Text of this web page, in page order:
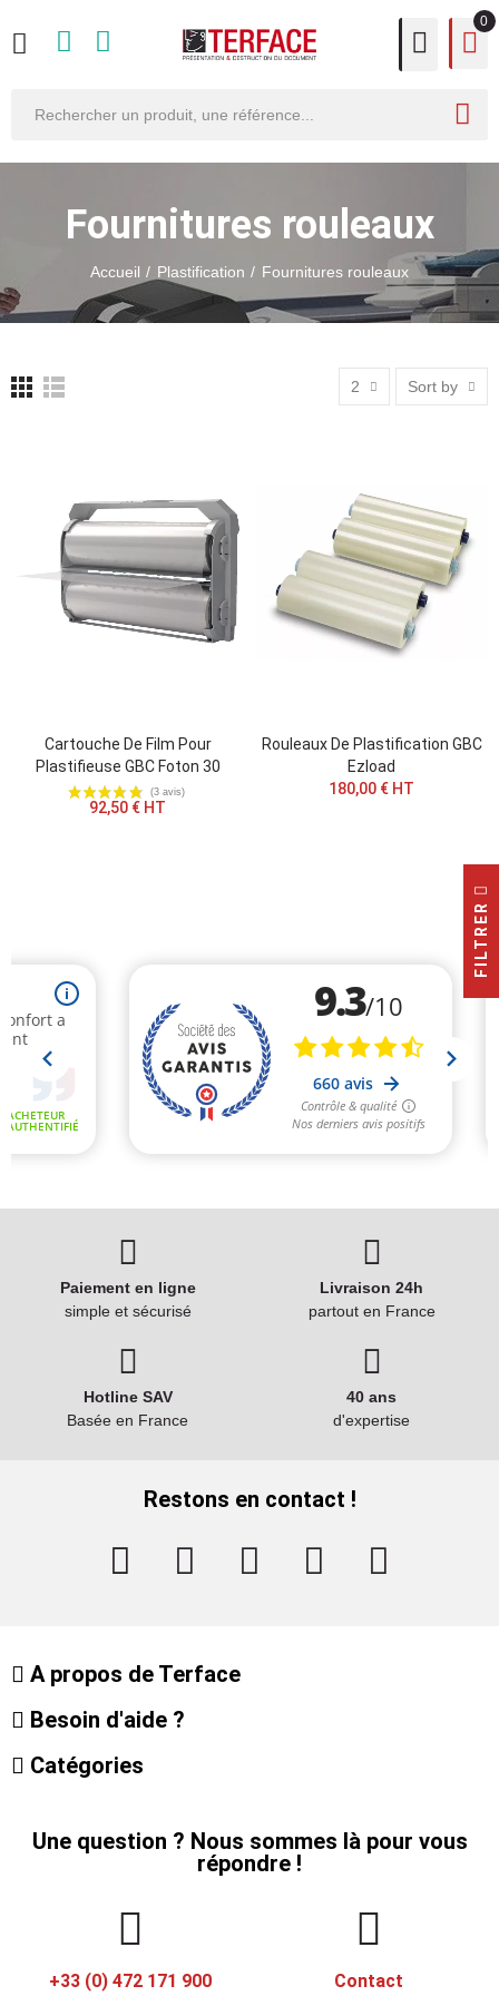
0
Fournitures rouleaux
Accueil Plastification Fournitures rouleaux
FILTRER
2 Sort by
Cartouche De Film Pour
Plastifieuse GBC Foton 30
92,50 € HT
Rouleaux De Plastification GBC
Ezload
180,00 € HT
Paiement en ligne
simple et sécurisé
Livraison 24h
partout en France
Hotline SAV
Basée en France
40 ans
d'expertise
Restons en contact !
A propos de Terface
Besoin d'aide ?
Catégories
Une question ? Nous sommes là pour vous
répondre !
+33 (0) 472 171 900 Contact